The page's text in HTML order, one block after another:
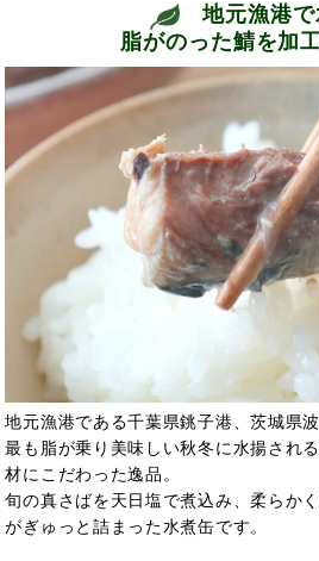
地元漁港
脂がのった鯖を加
地元漁港である千葉県銚子港、茨城県
最も脂が乗り美味しい秋冬に水揚され
材にこだわった逸品。
旬の真さばを天日塩で煮込み、柔らか
がぎゅっと詰まった水煮缶です。